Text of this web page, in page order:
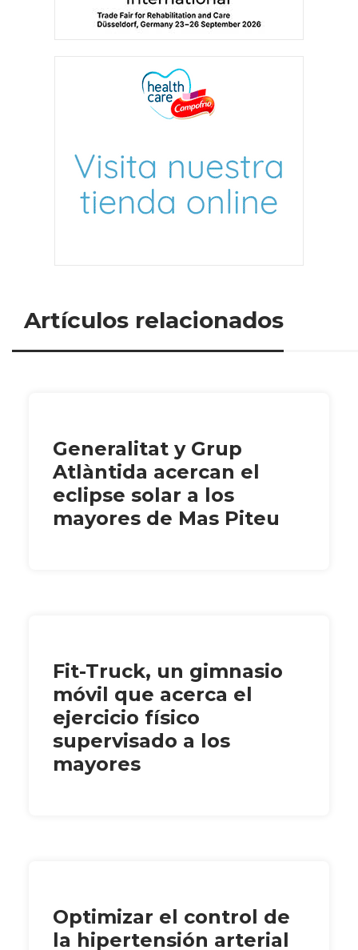
Artículos relacionados
Generalitat y Grup
Atlàntida acercan el
eclipse solar a los
mayores de Mas Piteu
Fit-Truck, un gimnasio
móvil que acerca el
ejercicio físico
supervisado a los
mayores
Optimizar el control de
la hipertensión arterial